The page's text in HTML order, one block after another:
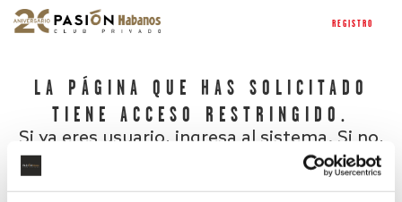
REGISTRO
LA PÁGINA QUE HAS SOLICITADO
TIENE ACCESO RESTRINGIDO.
Si ya eres usuario, ingresa al sistema. Si no,